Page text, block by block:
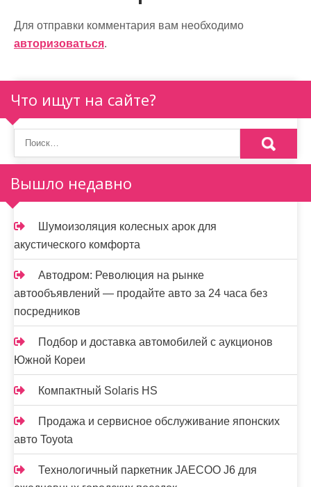
ц
и
я
п
о
з
а
п
и
с
я
м
Для отправки комментария вам необходимо
авторизоваться.
Что ищут на сайте?
Вышло недавно
Шумоизоляция колесных арок для
акустического комфорта
Автодром: Революция на рынке
автообъявлений — продайте авто за 24 часа без
посредников
Подбор и доставка автомобилей с аукционов
Южной Кореи
Компактный Solaris HS
Продажа и сервисное обслуживание японских
авто Toyota
Технологичный паркетник JAECOO J6 для